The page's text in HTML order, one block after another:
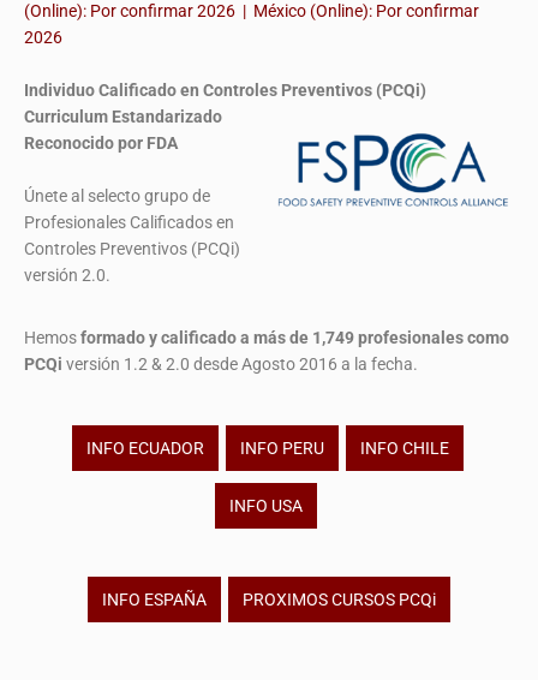
(Online): Por confirmar 2026 | México (Online): Por confirmar
2026
Individuo Calificado en Controles Preventivos (PCQi)
Curriculum Estandarizado
Reconocido por FDA
Únete al selecto grupo de
Profesionales Calificados en
Controles Preventivos (PCQi)
versión 2.0.
Hemosformado y calificado a más de 1,749 profesionalescomo
PCQi versión 1.2 & 2.0 desde Agosto 2016 a la fecha.
INFO ECUADOR INFO PERU INFO CHILE
INFO USA
INFO ESPAÑA PROXIMOS CURSOS PCQi